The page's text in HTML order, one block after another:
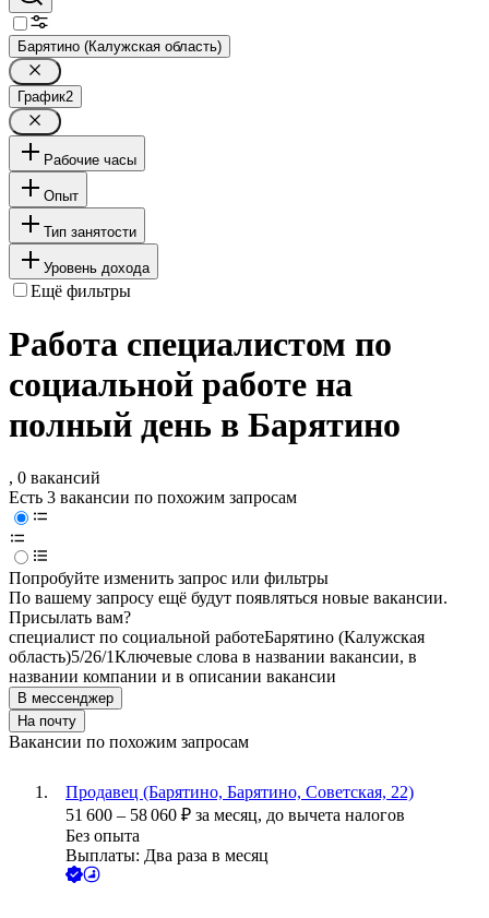
Барятино (Калужская область)
График2
Рабочие часы
Опыт
Тип занятости
Уровень дохода
Ещё фильтры
Работа специалистом по
социальной работе на
полный день в Барятино
, 0 вакансий
Есть 3 вакансии по похожим запросам
Попробуйте изменить запрос или фильтры
По вашему запросу ещё будут появляться новые вакансии.
Присылать вам?
специалист по социальной работеБарятино (Калужская
область)5/26/1Ключевые слова в названии вакансии, в
названии компании и в описании вакансии
В мессенджер
На почту
Вакансии по похожим запросам
Продавец (Барятино, Барятино, Советская, 22)
51 600 – 58 060 ₽ за месяц, до вычета налогов
Без опыта
Выплаты: Два раза в месяц